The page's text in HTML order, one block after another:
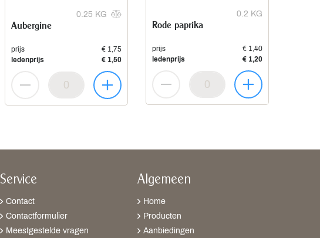
0.25 KG
Aubergine
prijs
€ 1,75
ledenprijs
€ 1,50
0.2 KG
Rode paprika
prijs
€ 1,40
ledenprijs
€ 1,20
Service
Contact
Contactformulier
Meestgestelde vragen
Algemeen
Home
Producten
Aanbiedingen